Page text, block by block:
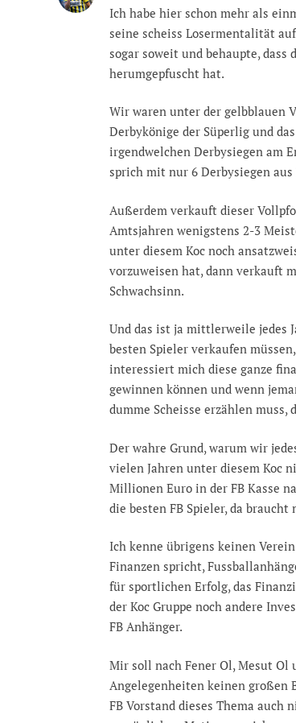
Ich habe hier schon mehr als
seine scheiss Losermentalität
sogar soweit und behaupte, dass
herumgepfuscht hat.
Wir waren unter der gelbblauen
Derbykönige der Süperlig und
irgendwelchen Derbysiegen am
sprich mit nur 6 Derbysiegen
Außerdem verkauft dieser
Amtsjahren wenigstens 2-3
unter diesem Koc noch
vorzuweisen hat, dann verkauft
Schwachsinn.
Und das ist ja mittlerweile jedes
besten Spieler verkaufen
interessiert mich diese ganze
gewinnen können und wenn
dumme Scheisse erzählen muss,
Der wahre Grund, warum wir
vielen Jahren unter diesem Koc
Millionen Euro in der FB Kasse
die besten FB Spieler, da
Ich kenne übrigens keinen
Finanzen spricht,
für sportlichen Erfolg, das
der Koc Gruppe noch andere
FB Anhänger.
Mir soll nach Fener Ol, Mesut Ol
Angelegenheiten keinen großen
FB Vorstand dieses Thema auch